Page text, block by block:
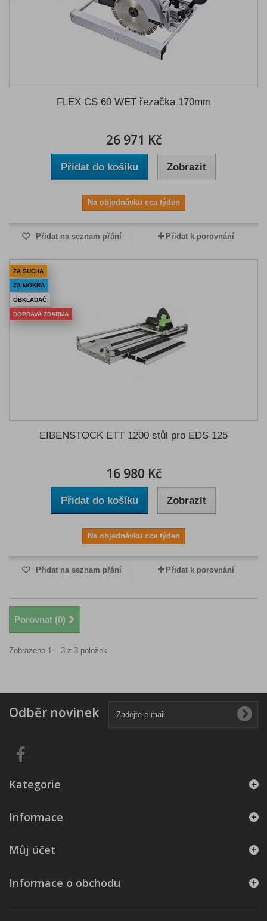
FLEX CS 60 WET řezačka 170mm
26 971 Kč
Přidat do košíku Zobrazit
Na objednávku cca týden
Přidat na seznam přání Přidat k porovnání
ZA SUCHA
ZA MOKRA
OBKLADAČ
DOPRAVA ZDARMA
EIBENSTOCK ETT 1200 stůl pro EDS 125
16 980 Kč
Přidat do košíku Zobrazit
Na objednávku cca týden
Přidat na seznam přání Přidat k porovnání
Porovnat (0)
Zobrazeno 1 – 3 z 3 položek
Odběr novinek
Kategorie
Informace
Můj účet
Informace o obchodu